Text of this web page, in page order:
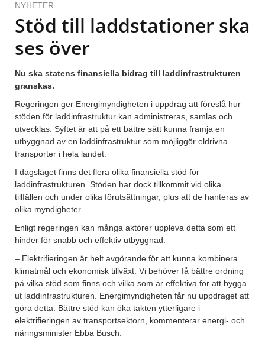
NYHETER
Stöd till laddstationer ska
ses över
Nu ska statens finansiella bidrag till laddinfrastrukturen
granskas.
Regeringen ger Energimyndigheten i uppdrag att föreslå hur
stöden för laddinfrastruktur kan administreras, samlas och
utvecklas. Syftet är att på ett bättre sätt kunna främja en
utbyggnad av en laddinfrastruktur som möjliggör eldrivna
transporter i hela landet.
I dagsläget finns det flera olika finansiella stöd för
laddinfrastrukturen. Stöden har dock tillkommit vid olika
tillfällen och under olika förutsättningar, plus att de hanteras av
olika myndigheter.
Enligt regeringen kan många aktörer uppleva detta som ett
hinder för snabb och effektiv utbyggnad.
– Elektrifieringen är helt avgörande för att kunna kombinera
klimatmål och ekonomisk tillväxt. Vi behöver få bättre ordning
på vilka stöd som finns och vilka som är effektiva för att bygga
ut laddinfrastrukturen. Energimyndigheten får nu uppdraget att
göra detta. Bättre stöd kan öka takten ytterligare i
elektrifieringen av transportsektorn, kommenterar energi- och
näringsminister Ebba Busch.